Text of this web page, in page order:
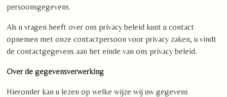
persoonsgegevens.
Als u vragen heeft over ons privacy beleid kunt u contact
opnemen met onze contactpersoon voor privacy zaken, u vindt
de contactgegevens aan het einde van ons privacy beleid.
Over de gegevensverwerking
Hieronder kan u lezen op welke wijze wij uw gegevens